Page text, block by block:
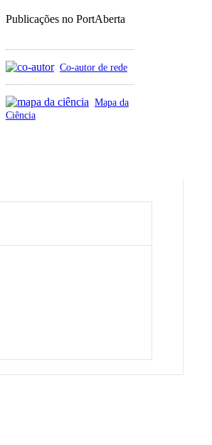
Publicações no PortAberta
Co-autor de rede
Mapa da
Ciência